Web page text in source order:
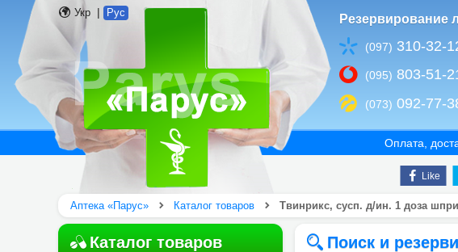
Укр | Рус Резервирование
(097) 310-32-
(095) 803-51-
(073) 092-77-
Like
Оплата,
Аптека «Парус» Каталог товаров Твинрикс, сусп. д/ин. 1 доза
Каталог товаров Поиск и